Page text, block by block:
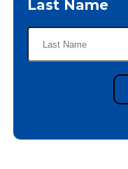
Last Name